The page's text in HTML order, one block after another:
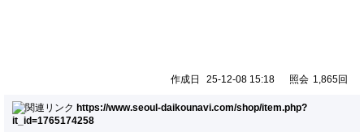
作成日 25-12-08 15:18 照会 1,865回
https://www.seoul-daikounavi.com/shop/item.php?
it_id=1765174258